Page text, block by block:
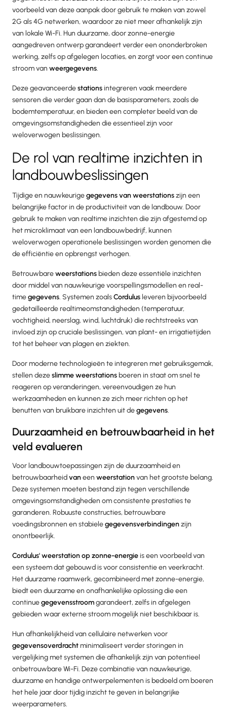
voorbeeld van deze aanpak door gebruik te maken van zowel
2G als 4G netwerken, waardoor ze niet meer afhankelijk zijn
van lokale Wi-Fi. Hun duurzame, door zonne-energie
aangedreven ontwerp garandeert verder een ononderbroken
werking, zelfs op afgelegen locaties, en zorgt voor een continue
stroom van weergegevens.
Deze geavanceerdestationsintegreren vaak meerdere
sensoren die verder gaan dan de basisparameters, zoals de
bodemtemperatuur, en bieden een completer beeld van de
omgevingsomstandigheden die essentieel zijn voor
weloverwogen beslissingen.
De rol van realtime inzichten in
landbouwbeslissingen
Tijdige en nauwkeurigegegevens van weerstationszijn een
belangrijke factor in de productiviteit van de landbouw. Door
gebruik te maken van realtime inzichten die zijn afgestemd op
het microklimaat van een landbouwbedrijf, kunnen
weloverwogen operationele beslissingen worden genomen die
de efficiëntie en opbrengst verhogen.
Betrouwbareweerstations bieden deze essentiële inzichten
door middel van nauwkeurige voorspellingsmodellen en real-
timegegevens. Systemen zoalsCordulus leveren bijvoorbeeld
gedetailleerde realtimeomstandigheden (temperatuur,
vochtigheid, neerslag, wind, luchtdruk) die rechtstreeks van
invloed zijn op cruciale beslissingen, van plant- en irrigatietijden
tot het beheer van plagen en ziekten.
Door moderne technologieën te integreren met gebruiksgemak,
stellen dezeslimme weerstations boeren in staat om snel te
reageren op veranderingen, vereenvoudigen ze hun
werkzaamheden en kunnen ze zich meer richten op het
benutten van bruikbare inzichten uit degegevens.
Duurzaamheid en betrouwbaarheid in het
veld evalueren
Voor landbouwtoepassingen zijn de duurzaamheid en
betrouwbaarheidvaneen weerstationvan het grootste belang.
Deze systemen moeten bestand zijn tegen verschillende
omgevingsomstandigheden om consistente prestaties te
garanderen. Robuuste constructies, betrouwbare
voedingsbronnen en stabielegegevensverbindingenzijn
onontbeerlijk.
Cordulus' weerstation op zonne-energieis een voorbeeld van
een systeem dat gebouwd is voor consistentie en veerkracht.
Het duurzame raamwerk, gecombineerd met zonne-energie,
biedt een duurzame en onafhankelijke oplossing die een
continuegegevensstroomgarandeert, zelfs in afgelegen
gebieden waar externe stroom mogelijk niet beschikbaar is.
Hun afhankelijkheid van cellulaire netwerken voor
gegevensoverdrachtminimaliseert verder storingen in
vergelijking met systemen die afhankelijk zijn van potentieel
onbetrouwbare Wi-Fi. Deze combinatie van nauwkeurige,
duurzame en handige ontwerpelementen is bedoeld om boeren
het hele jaar door tijdig inzicht te geven in belangrijke
weerparameters.